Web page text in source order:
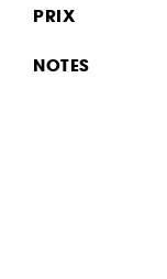
PRIX
NOTES